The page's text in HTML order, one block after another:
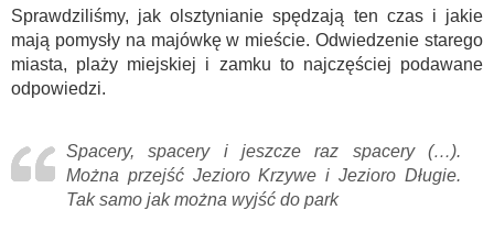
Sprawdziliśmy, jak olsztynianie spędzają ten czas i jakie
mają pomysły na majówkę w mieście. Odwiedzenie starego
miasta, plaży miejskiej i zamku to najczęściej podawane
odpowiedzi.
Spacery, spacery i jeszcze raz spacery (…).
Można przejść Jezioro Krzywe i Jezioro Długie.
Tak samo jak można wyjść do park